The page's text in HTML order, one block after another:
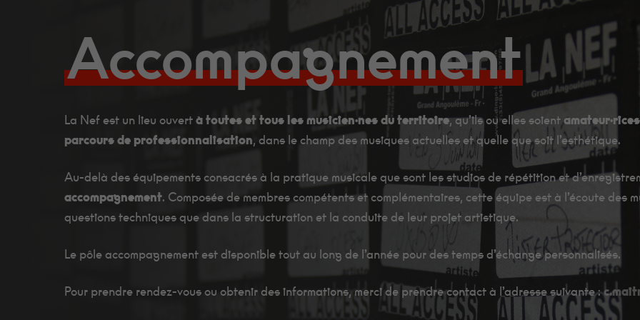
Accompagnement
La Nef est un lieu ouvert à toutes et tous les musicien·nes du territoire, qu’ils ou elles soient
parcours de professionnalisation, dans le champ des musiques actuelles et quelle que soit l’esthétique.
Au-delà des équipements consacrés à la pratique musicale que sont les studios de répétition et
accompagnement. Composée de membres compétents et complémentaires, cette équipe est à l’écoute des
questions techniques que dans la structuration et la conduite de leur projet artistique.
Le pôle accompagnement est disponible tout au long de l’année pour des temps d’échange personnalisés.
Pour prendre rendez-vous ou obtenir des informations, merci de prendre contact à l’adresse suivante :
Minimum
Ces cookies ne
sont pas
facultatifs. Ils
sont
nécessaires au
fonctionnement
du site Web.
Au catering
c'est Fanny qui
les cuisine, et
ils sont très
Statistiques